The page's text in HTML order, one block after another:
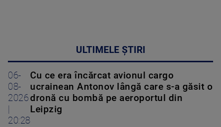
ULTIMELE ȘTIRI
06-
08-
2026
20:28
Cu ce era încărcat avionul cargo
ucrainean Antonov lângă care s-a găsit o
dronă cu bombă pe aeroportul din
Leipzig